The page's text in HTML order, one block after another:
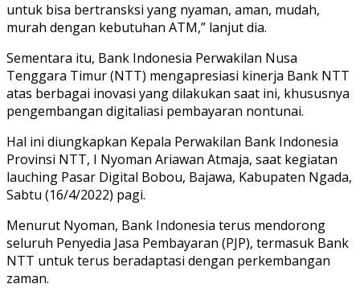
untuk bisa bertransksi yang nyaman, aman, mudah,
murah dengan kebutuhan ATM,” lanjut dia.
Sementara itu, Bank Indonesia Perwakilan Nusa
Tenggara Timur (NTT) mengapresiasi kinerja Bank NTT
atas berbagai inovasi yang dilakukan saat ini, khususnya
pengembangan digitaliasi pembayaran nontunai.
Hal ini diungkapkan Kepala Perwakilan Bank Indonesia
Provinsi NTT, I Nyoman Ariawan Atmaja, saat kegiatan
lauching Pasar Digital Bobou, Bajawa, Kabupaten Ngada,
Sabtu (16/4/2022) pagi.
Menurut Nyoman, Bank Indonesia terus mendorong
seluruh Penyedia Jasa Pembayaran (PJP), termasuk Bank
NTT untuk terus beradaptasi dengan perkembangan
zaman.